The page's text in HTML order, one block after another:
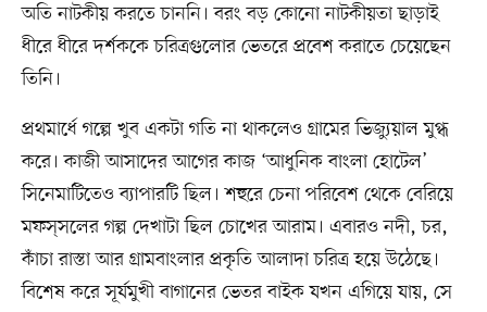
অতি নাটকীয় করতে চাননি। বরং বড় কোনো নাটকীয়তা ছাড়াই
ধীরে ধীরে দর্শককে চরিত্রগুলোর ভেতরে প্রবেশ করাতে চেয়েছেন
তিনি।
প্রথমার্ধে গল্পে খুব একটা গতি না থাকলেও গ্রামের ভিজ্যুয়াল মুগ্ধ
করে। কাজী আসাদের আগের কাজ ‘আধুনিক বাংলা হোটেল’
সিনেমাটিতেও ব্যাপারটি ছিল। শহুরে চেনা পরিবেশ থেকে বেরিয়ে
মফস্‌সলের গল্প দেখাটা ছিল চোখের আরাম। এবারও নদী, চর,
কাঁচা রাস্তা আর গ্রামবাংলার প্রকৃতি আলাদা চরিত্র হয়ে উঠেছে।
বিশেষ করে সূর্যমুখী বাগানের ভেতর বাইক যখন এগিয়ে যায়, সে